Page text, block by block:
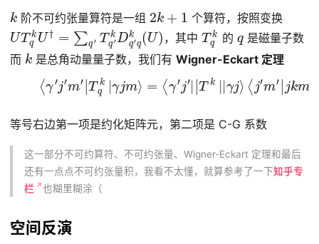
k阶不可约张量算符是一组 2k 个算符，按照变换
UTqkU †=∑q′ Tq′kDq ′qk( U )
，其中 Tqk的 q是磁量子数
而 k是总角动量量子数，我们有 Wigner-Eckart 定理
′j m′| qk|γ jm ⟩ ⟨ | k||γj⟩⟨ j′m ′| k m ⟩
等号右边第一项是约化矩阵元，第二项是 C-G 系数
这一部分不可约算符、不可约张量、Wigner-Eckart 定理和最后
还有一点点不可约张量积，我看不太懂，就算参考了一下知乎专
栏
也糊里糊涂（
空间反演